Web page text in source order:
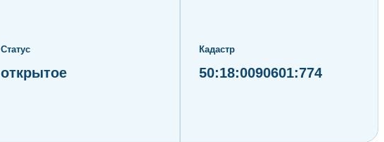
Статус
открытое
Кадастр
50:18:0090601:774